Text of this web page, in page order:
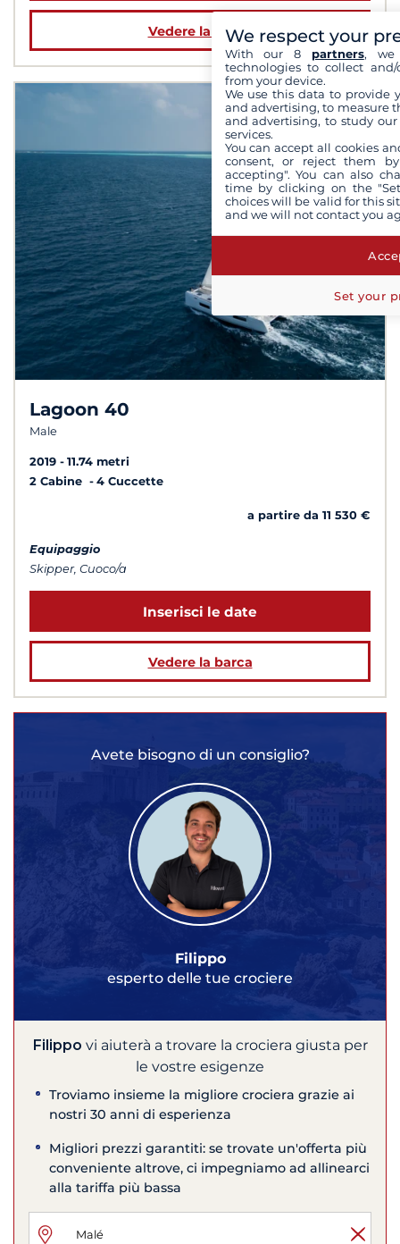
Vedere la barca
Lagoon 40
Male
2019
11.74 metri
2 Cabine
4 Cuccette
a partire da 11 530 €
Equipaggio
Skipper, Cuoco/a
Inserisci le date
Vedere la barca
Avete bisogno di un consiglio?
Filippo
esperto delle tue crociere
Filippo vi aiuterà a trovare la crociera giusta per
le vostre esigenze
Troviamo insieme la migliore crociera grazie ai
nostri 30 anni di esperienza
Migliori prezzi garantiti: se trovate un'offerta più
conveniente altrove, ci impegniamo ad allinearci
alla tariffa più bassa
We respect your
With our 8 partners, we
technologies to collect
from your device.
We use this data to provide
and advertising, to measure
and advertising, to study
services.
You can accept all cookies
consent, or reject them
accepting". You can also
time by clicking on the
choices will be valid for this
and we will not contact you
Set your